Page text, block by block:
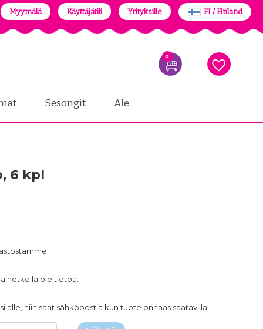
Myymälä Käyttäjätili Yrityksille FI / Finland
0
Sesongit Ale
6 kpl
hetkellä ole tietoa.
niin saat sähköpostia kun tuote on taas saatavilla.